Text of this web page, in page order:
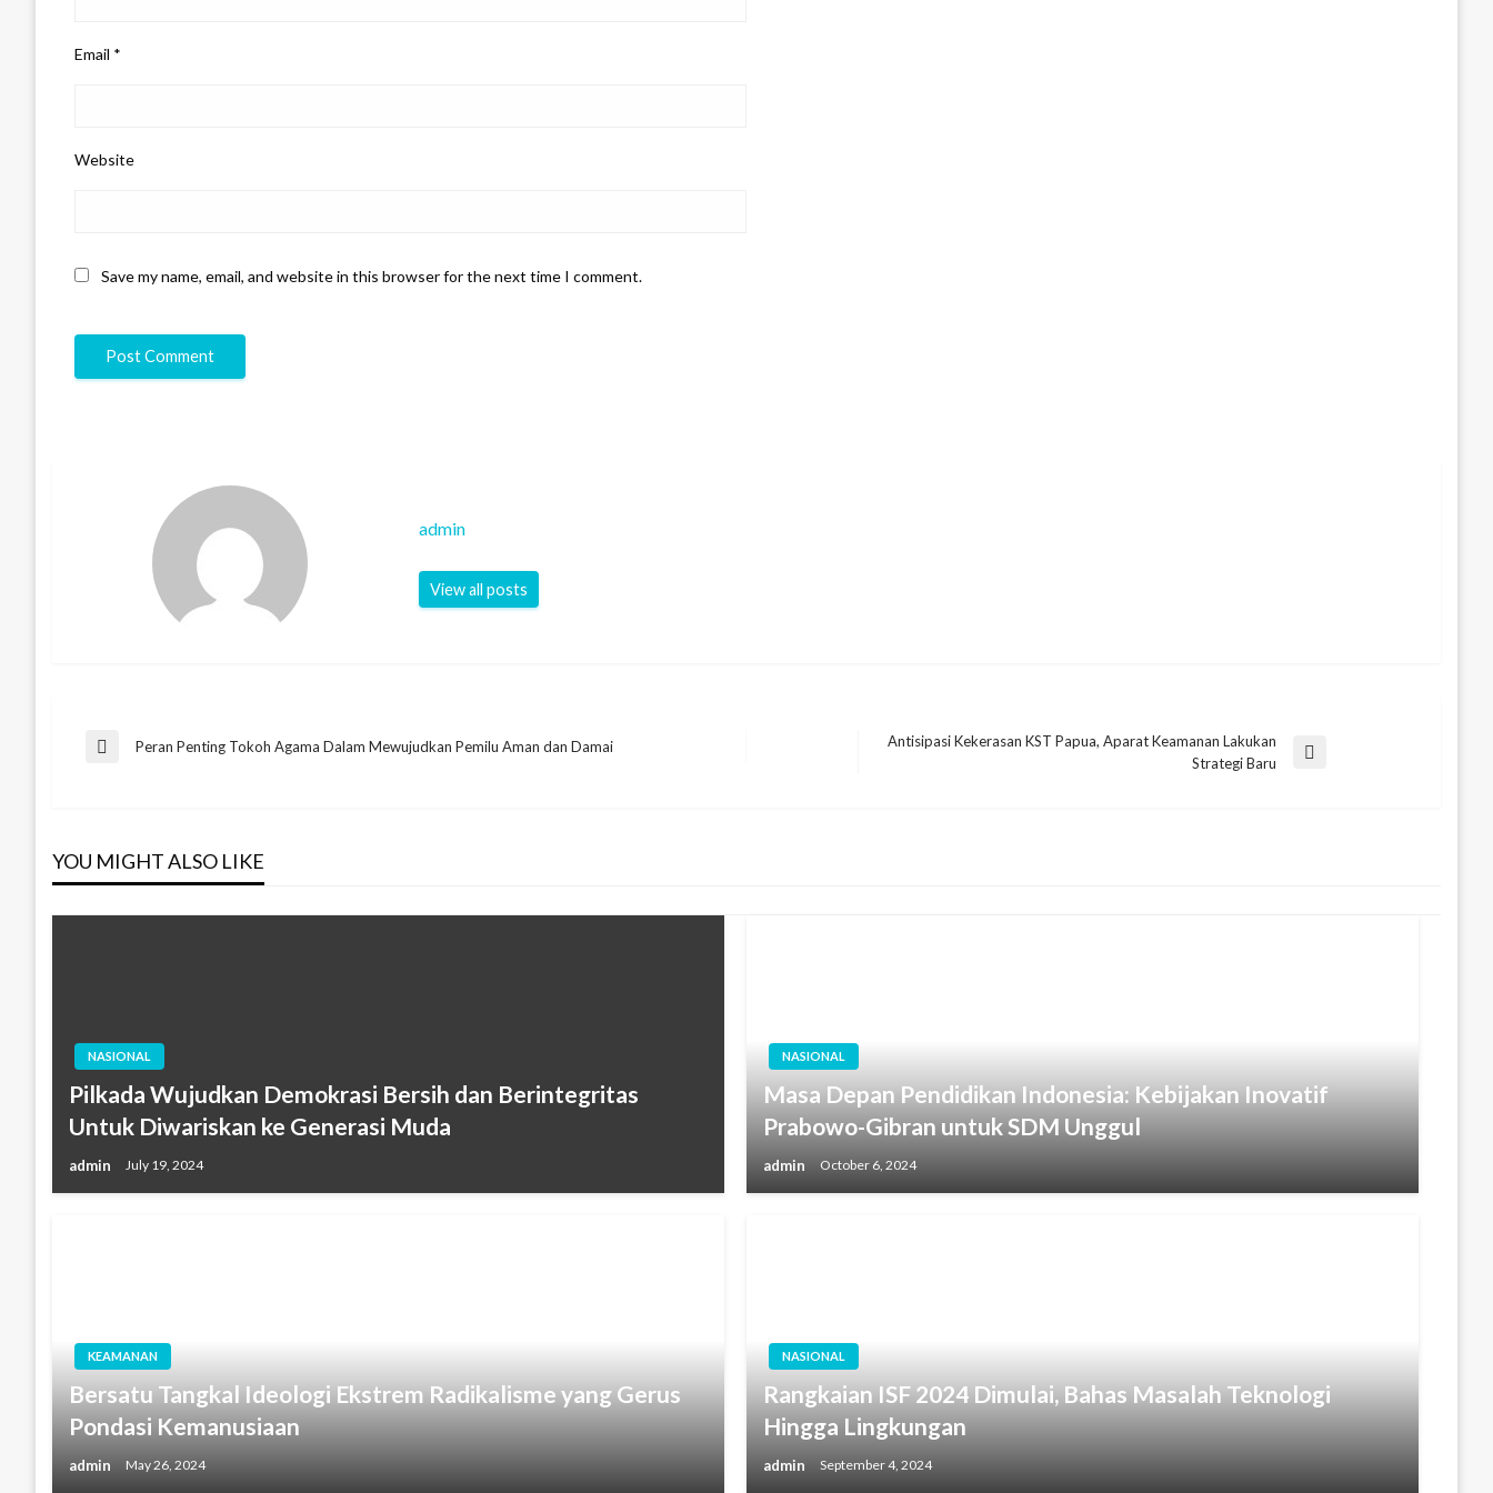
Email *
Website
Save my name, email, and website in this browser for the next time I comment.
admin
View all posts
Post
Previous
Peran Penting Tokoh Agama Dalam Mewujudkan Pemilu Aman dan Damai
Antisipasi Kekerasan KST Papua, Aparat Keamanan Lakukan
Strategi Baru
YOU MIGHT ALSO LIKE
NASIONAL
Pilkada Wujudkan Demokrasi Bersih dan Berintegritas
Untuk Diwariskan ke Generasi Muda
admin July 19, 2024
NASIONAL
Masa Depan Pendidikan Indonesia: Kebijakan Inovatif
Prabowo-Gibran untuk SDM Unggul
admin October 6, 2024
KEAMANAN
Bersatu Tangkal Ideologi Ekstrem Radikalisme yang Gerus
Pondasi Kemanusiaan
admin May 26, 2024
NASIONAL
⁠Rangkaian ISF 2024 Dimulai, Bahas Masalah Teknologi
Hingga Lingkungan
admin September 4, 2024